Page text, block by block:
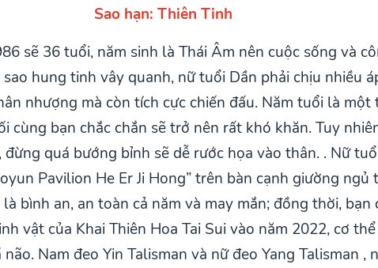
Sao hạn: Thiên Tinh
sẽ 36 tuổi, năm sinh là Thái Âm nên cuộc sống và
hung tinh vây quanh, nữ tuổi Dần phải chịu nhiều
nhượng mà còn tích cực chiến đấu. Năm tuổi là
cùng bạn chắc chắn sẽ trở nên rất khó khăn. Tuy
quá bướng bỉnh sẽ dễ rước họa vào thân. . Nữ
Pavilion He Er Ji Hong” trên bàn cạnh giường
bình an, an toàn cả năm và may mắn; đồng thời, bạn
vật của Khai Thiên Hoa Tai Sui vào năm 2022, cơ
Nam đeo Yin Talisman và nữ đeo Yang Talisman